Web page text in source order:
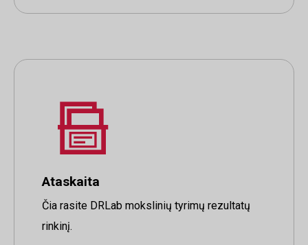
Ataskaita
Čia rasite DRLab mokslinių tyrimų rezultatų
rinkinį.